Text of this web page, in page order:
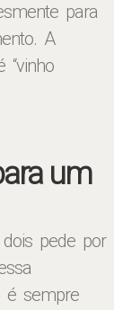
para
A
“vinho
um
pede por
é sempre